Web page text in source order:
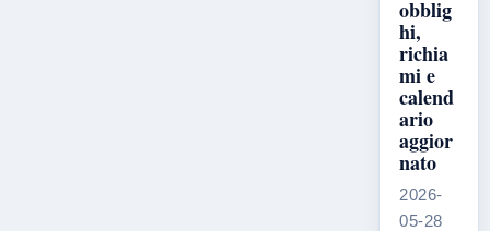
obblig
hi,
richia
mi e
calend
ario
aggior
nato
2026-
05-28